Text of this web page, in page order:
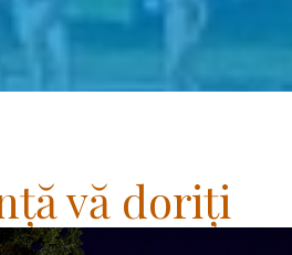
vă doriți